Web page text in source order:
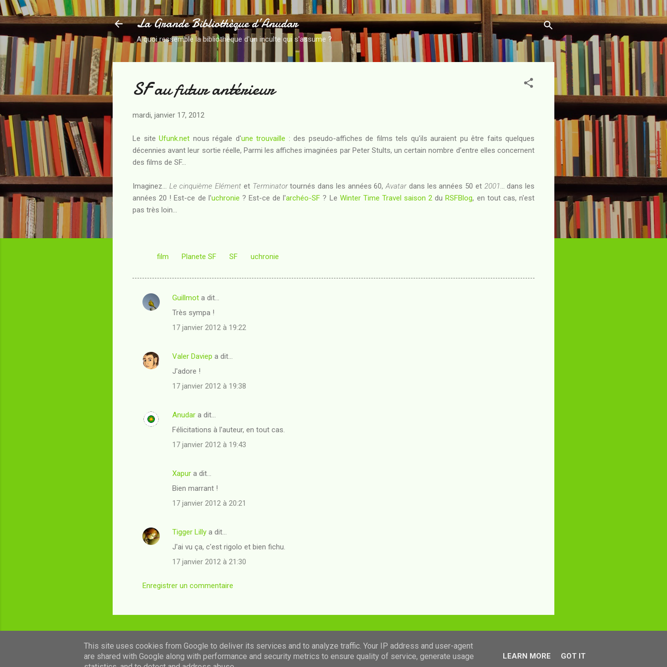
Accéder au contenu principal
La Grande Bibliothèque d’Anudar
A quoi ressemble la bibliothèque d'un inculte qui s'assume ?
SF au futur antérieur
mardi, janvier 17, 2012
Le site Ufunk.net nous régale d'une trouvaille : des pseudo-affiches de films tels qu'ils auraient pu être faits quelques
décennies avant leur sortie réelle, Parmi les affiches imaginées par Peter Stults, un certain nombre d'entre elles concernent
des films de SF...
Imaginez... Le cinquième Elément et Terminatortournés dans les années 60,Avatardans les années 50 et 2001 ... dans les
années 20 ! Est-ce de l'uchronie ? Est-ce de l'archéo-SF ? Le Winter Time Travel saison 2 duRSFBlog, en tout cas, n'est
pas très loin...
film Planete SF SF uchronie
C
e
i
Guillmot a dit…
Très sympa !
17 janvier 2012 à 19:22
Valer Daviep a dit…
J'adore !
17 janvier 2012 à 19:38
Anudar a dit…
Félicitations à l'auteur, en tout cas.
17 janvier 2012 à 19:43
Xapur a dit…
Bien marrant !
17 janvier 2012 à 20:21
Tigger Lilly a dit…
J'ai vu ça, c'est rigolo et bien fichu.
17 janvier 2012 à 21:30
Enregistrer un commentaire
Images de thèmes deluoman
This site uses cookies from Google to deliver its services and to analyze traffic. Your IP address and user-agent
are shared with Google along with performance and security metrics to ensure quality of service, generate usage
LEARN MORE GOT IT